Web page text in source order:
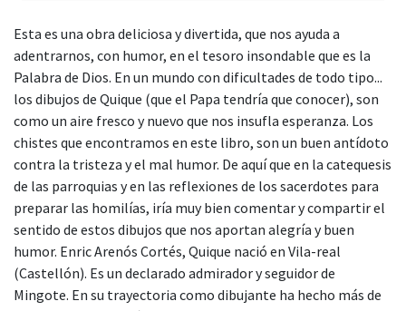
Esta es una obra deliciosa y divertida, que nos ayuda a
adentrarnos, con humor, en el tesoro insondable que es la
Palabra de Dios. En un mundo con dificultades de todo tipo...
los dibujos de Quique (que el Papa tendría que conocer), son
como un aire fresco y nuevo que nos insufla esperanza. Los
chistes que encontramos en este libro, son un buen antídoto
contra la tristeza y el mal humor. De aquí que en la catequesis
de las parroquias y en las reflexiones de los sacerdotes para
preparar las homilías, iría muy bien comentar y compartir el
sentido de estos dibujos que nos aportan alegría y buen
humor. Enric Arenós Cortés, Quique nació en Vila-real
(Castellón). Es un declarado admirador y seguidor de
Mingote. En su trayectoria como dibujante ha hecho más de